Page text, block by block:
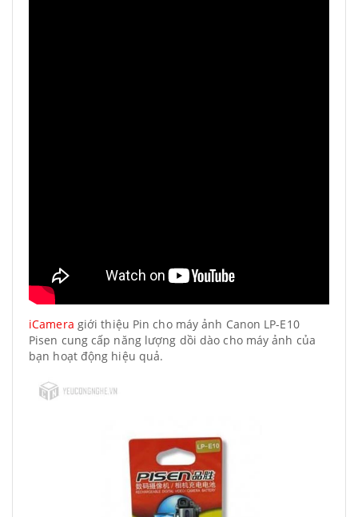
iCamera giới thiệu Pin cho máy ảnh Canon LP-E10
Pisen cung cấp năng lượng dồi dào cho máy ảnh của
bạn hoạt động hiệu quả.